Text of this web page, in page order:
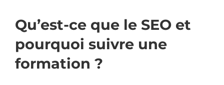
Qu’est-ce que le SEO et
pourquoi suivre une
formation ?